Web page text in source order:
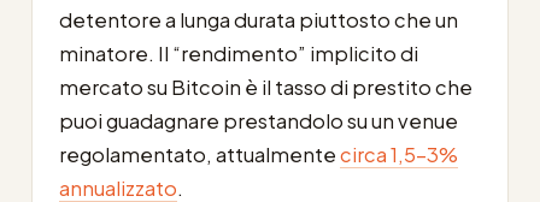
detentore a lunga durata piuttosto che un
minatore. Il “rendimento” implicito di
mercato su Bitcoin è il tasso di prestito che
puoi guadagnare prestandolo su un venue
regolamentato, attualmentecirca 1,5-3%
annualizzato.